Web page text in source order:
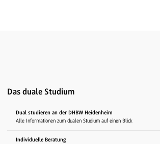
Das duale Studium
Dual studieren an der DHBW Heidenheim
Alle Informationen zum dualen Studium auf einen Blick
Individuelle Beratung